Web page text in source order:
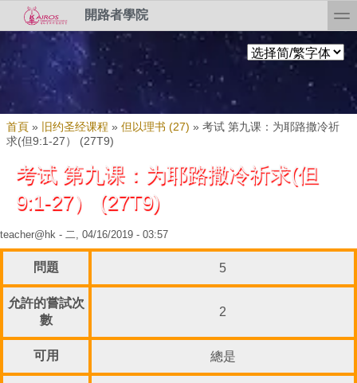
移至主內容
Skip to search
開路者學院
您在這裡
首頁 » 旧约圣经课程 »但以理书 (27) »考试 第九课：为耶路撒冷祈
求(但9:1-27） (27T9)
考试 第九课：为耶路撒冷祈求(但
9:1-27） (27T9)
teacher@hk - 二, 04/16/2019 - 03:57
問題 5
允許的嘗試次
數
2
可用 總是